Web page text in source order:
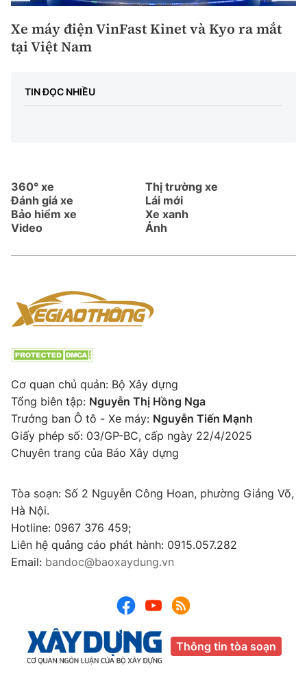
Xe máy điện VinFast Kinet và Kyo ra mắt
tại Việt Nam
TIN ĐỌC NHIỀU
360° xe
Thị trường xe
Đánh giá xe
Lái mới
Bảo hiểm xe
Xe xanh
Video
Ảnh
Cơ quan chủ quản: Bộ Xây dựng
Tổng biên tập: Nguyễn Thị Hồng Nga
Trưởng ban Ô tô - Xe máy: Nguyễn Tiến Mạnh
Giấy phép số: 03/GP-BC, cấp ngày 22/4/2025
Chuyên trang của Báo Xây dựng
Tòa soạn: Số 2 Nguyễn Công Hoan, phường Giảng Võ,
Hà Nội.
Hotline: 0967 376 459;
Liên hệ quảng cáo phát hành: 0915.057.282
Email: bandoc@baoxaydung.vn
Thông tin tòa soạn